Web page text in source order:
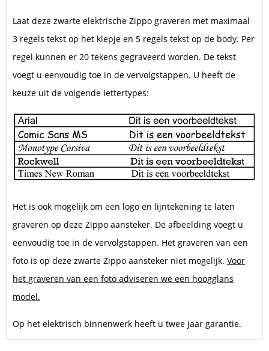
Laat deze zwarte elektrische Zippo graveren met maximaal
3 regels tekst op het klepje en 5 regels tekst op de body. Per
regel kunnen er 20 tekens gegraveerd worden. De tekst
voegt u eenvoudig toe in de vervolgstappen. U heeft de
keuze uit de volgende lettertypes:
Het is ook mogelijk om een logo en lijntekening te laten
graveren op deze Zippo aansteker. De afbeelding voegt u
eenvoudig toe in de vervolgstappen. Het graveren van een
foto is op deze zwarte Zippo aansteker niet mogelijk. Voor
het graveren van een foto adviseren we een hoogglans
model.
Op het elektrisch binnenwerk heeft u twee jaar garantie.